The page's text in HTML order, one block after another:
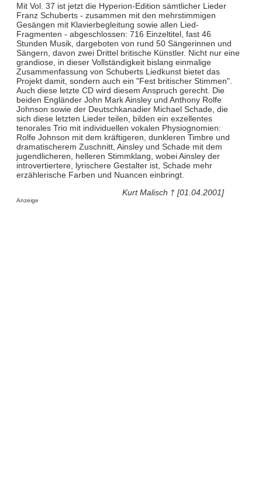
Mit Vol. 37 ist jetzt die Hyperion-Edition sämtlicher Lieder
Franz Schuberts - zusammen mit den mehrstimmigen
Gesängen mit Klavierbegleitung sowie allen Lied-
Fragmenten - abgeschlossen: 716 Einzeltitel, fast 46
Stunden Musik, dargeboten von rund 50 Sängerinnen und
Sängern, davon zwei Drittel britische Künstler. Nicht nur eine
grandiose, in dieser Vollständigkeit bislang einmalige
Zusammenfassung von Schuberts Liedkunst bietet das
Projekt damit, sondern auch ein "Fest britischer Stimmen".
Auch diese letzte CD wird diesem Anspruch gerecht. Die
beiden Engländer John Mark Ainsley und Anthony Rolfe
Johnson sowie der Deutschkanadier Michael Schade, die
sich diese letzten Lieder teilen, bilden ein exzellentes
tenorales Trio mit individuellen vokalen Physiognomien:
Rolfe Johnson mit dem kräftigeren, dunkleren Timbre und
dramatischerem Zuschnitt, Ainsley und Schade mit dem
jugendlicheren, helleren Stimmklang, wobei Ainsley der
introvertiertere, lyrischere Gestalter ist, Schade mehr
erzählerische Farben und Nuancen einbringt.
Kurt Malisch † [01.04.2001]
Anzeige